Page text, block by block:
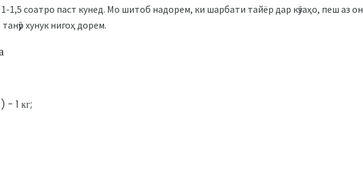
1,5 соатро паст кунед. Мо шитоб надорем, ки шарбати тайёр дар кӯзаҳо, пеш аз он
хунук нигоҳ дорем.
- 1 кг;